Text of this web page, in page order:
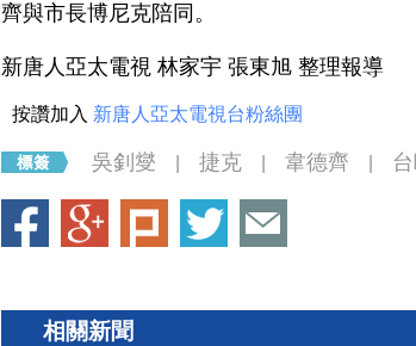
齊與市長博尼克陪同。
新唐人亞太電視 林家宇 張東旭 整理報導
按讚加入 新唐人亞太電視台粉絲團
吳釗燮 捷克 韋德齊
相關新聞